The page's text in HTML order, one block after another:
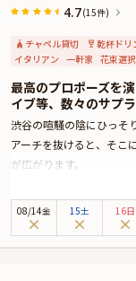
4.7(15件)
チャペル貸切 乾杯ドリ
イタリアン 一軒家 花束選
最高のプロポーズを
イブ等、数々のサプ
渋谷の喧騒の陰にひっそ
アーチを抜けると、そこ
が広がります。
お席はキャンドルの灯
意。広々とした店内で周
過ごしいただけます。
08/14金 15土 16日